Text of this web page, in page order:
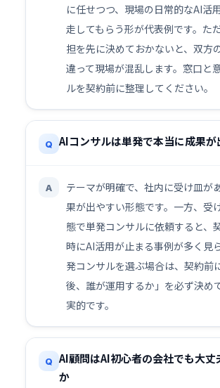
に任せつつ、現場の日常的なAI活
走してもらう形が代表例です。た
担を先に決めておかないと、双方
違って現場が混乱します。窓口と
ルを契約前に整理してください。
Q AIコンサルは単発で本当に成果が
A
テーマが明確で、社内に受け皿が
果が出やすい形態です。一方、受
態で単発コンサルに依頼すると、
時にAI活用が止まる事例が多く見
発コンサルを選ぶ場合は、契約前
後、誰が運用するか」を必ず決め
実的です。
Q
AI顧問はAI初心者の会社でも大丈
か